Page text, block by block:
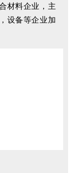
材料企业，主
设备等企业加